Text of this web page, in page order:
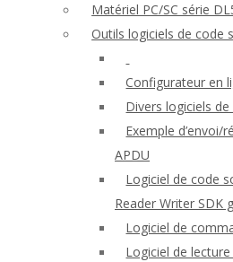
Matériel PC/SC série
Outils logiciels de code
Configurateur en
Divers logiciels
Exemple d’envoi/
APDU
Logiciel de code
Reader Writer SDK
Logiciel de
Logiciel de